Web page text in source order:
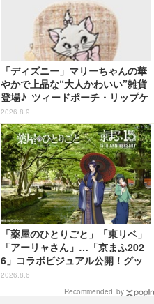
「ディズニー」マリーちゃんの華
やかで上品な“大人かわいい”雑貨
登場♪ ツィードポーチ・リップケ
ース・トート
2026.8.9
「薬屋のひとりごと」「東リベ」
「アーリャさん」…「京まふ202
6」コラボビジュアル公開！グッ
ズなどの最新情報も
2026.8.6
Recommended by